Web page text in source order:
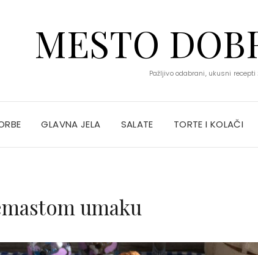
MESTO
Pažljivo odabrani, ukusni
GLAVNA JELA SALATE TORTE I KOLAČI
umaku